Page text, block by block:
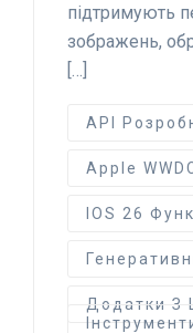
підтримують
зображень,
[…]
API
Apple
IOS 26
Додатки З